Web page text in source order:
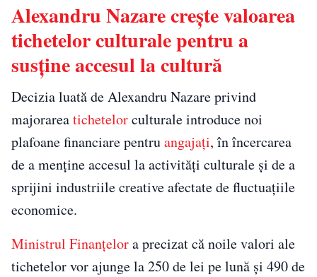
Alexandru Nazare crește valoarea
tichetelor culturale pentru a
susține accesul la cultură
Decizia luată de Alexandru Nazare privind
majorareatichetelorculturale introduce noi
plafoane financiare pentruangajați, în încercarea
de a menține accesul la activități culturale și de a
sprijini industriile creative afectate de fluctuațiile
economice.
Ministrul Finanțelora precizat că noile valori ale
tichetelor vor ajunge la 250 de lei pe lună și 490 de